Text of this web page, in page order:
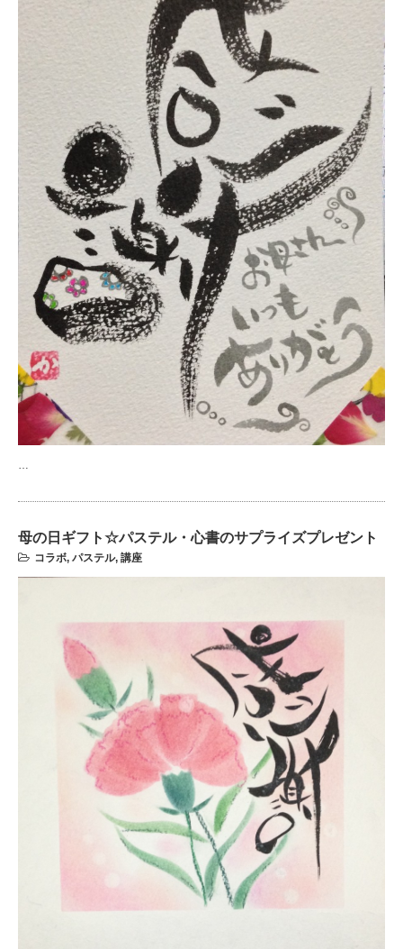
母の日ギフト☆パステル・心書のサプライズプレゼント
コラボ, パステル, 講座